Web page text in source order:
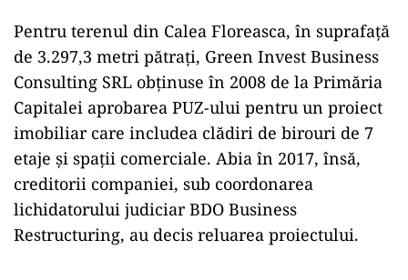
Pentru terenul din Calea Floreasca, în suprafață
de 3.297,3 metri pătrați, Green Invest Business
Consulting SRL obținuse în 2008 de la Primăria
Capitalei aprobarea PUZ-ului pentru un proiect
imobiliar care includea clădiri de birouri de 7
etaje și spații comerciale. Abia în 2017, însă,
creditorii companiei, sub coordonarea
lichidatorului judiciar BDO Business
Restructuring, au decis reluarea proiectului.